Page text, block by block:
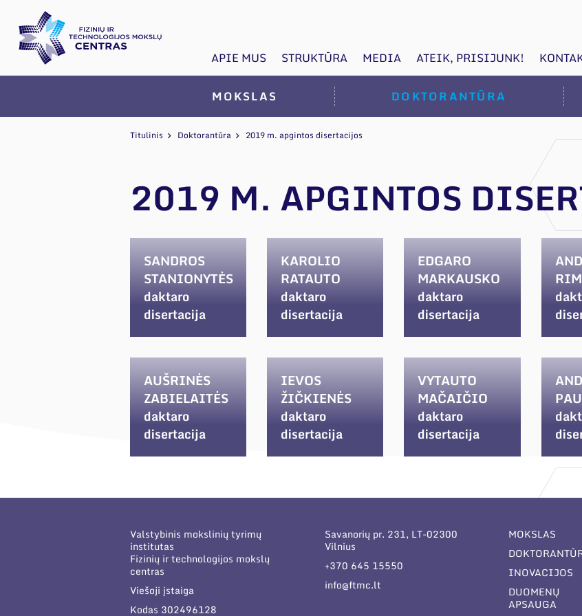
APIE MUS STRUKTŪRA MEDIA ATEIK, PRISIJUNK!
MOKSLAS DOKTORANTŪRA
Titulinis Doktorantūra 2019 m. apgintos disertacijos
2019 M. APGINTOS
SANDROS
STANIONYTĖS
daktaro
disertacija
KAROLIO
RATAUTO
daktaro
disertacija
EDGARO
MARKAUSKO
daktaro
disertacija
AUŠRINĖS
ZABIELAITĖS
daktaro
disertacija
IEVOS
ŽIČKIENĖS
daktaro
disertacija
VYTAUTO
MAČAIČIO
daktaro
disertacija
Valstybinis mokslinių tyrimų
institutas
Fizinių ir technologijos mokslų
centras
Viešoji įstaiga
Kodas 302496128
Savanorių pr. 231, LT-02300
Vilnius
+370 645 15550
info@ftmc.lt
MOKSLAS
INOVACIJOS
DUOMENŲ
APSAUGA